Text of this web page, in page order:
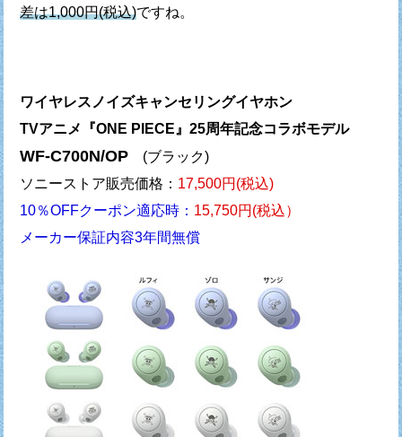
差は1,000円(税込)ですね。
ワイヤレスノイズキャンセリングイヤホン
TVアニメ『ONE PIECE』25周年記念コラボモデル
WF-C700N/OP(ブラック)
ソニーストア販売価格： 17,500円(税込)
10％OFFクーポン適応時： 15,750円(税込）
メーカー保証内容3年間無償